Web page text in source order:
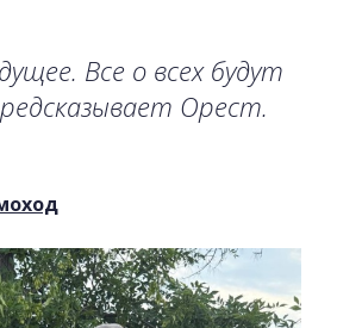
Все о всех будут
Орест.